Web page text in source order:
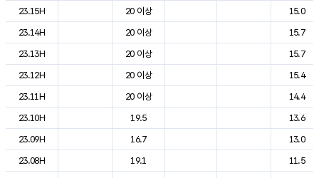
23.15H
20 이상
15.0
23.14H
20 이상
15.7
23.13H
20 이상
15.7
23.12H
20 이상
15.4
23.11H
20 이상
14.4
23.10H
19.5
13.6
23.09H
16.7
13.0
23.08H
19.1
11.5